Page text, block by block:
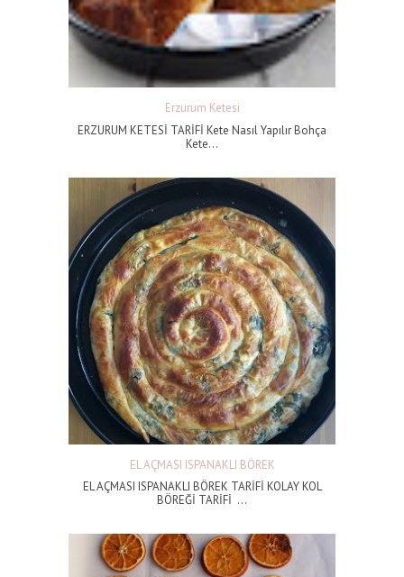
Erzurum Ketesi
ERZURUM KETESİ TARİFİ Kete Nasıl Yapılır Bohça
Kete...
EL AÇMASI ISPANAKLI BÖREK
EL AÇMASI ISPANAKLI BÖREK TARİFİ KOLAY KOL
BÖREĞİ TARİFİ ...